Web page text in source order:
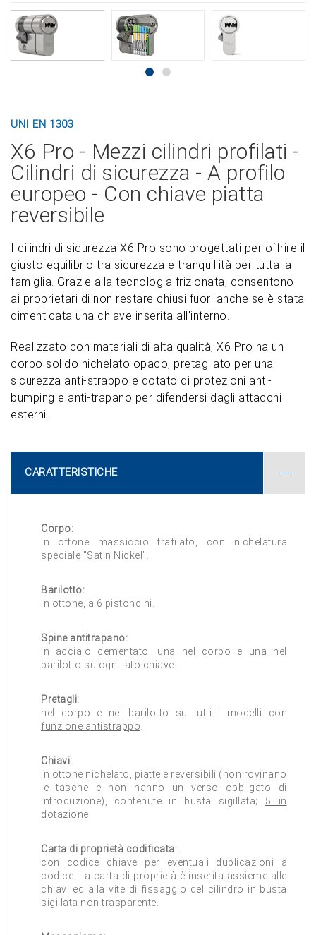
UNI EN 1303
X6 Pro - Mezzi cilindri profilati -
Cilindri di sicurezza - A profilo
europeo - Con chiave piatta
reversibile
I cilindri di sicurezza X6 Pro sono progettati per offrire il
giusto equilibrio tra sicurezza e tranquillità per tutta la
famiglia. Grazie alla tecnologia frizionata, consentono
ai proprietari di non restare chiusi fuori anche se è stata
dimenticata una chiave inserita all'interno.
Realizzato con materiali di alta qualità, X6 Pro ha un
corpo solido nichelato opaco, pretagliato per una
sicurezza anti-strappo e dotato di protezioni anti-
bumping e anti-trapano per difendersi dagli attacchi
esterni.
CARATTERISTICHE
Corpo:
in ottone massiccio trafilato, con nichelatura
speciale "Satin Nickel".
Barilotto:
in ottone, a 6 pistoncini.
Spine antitrapano:
in acciaio cementato, una nel corpo e una nel
barilotto su ogni lato chiave.
Pretagli:
nel corpo e nel barilotto su tutti i modelli con
funzione antistrappo
Chiavi:
in ottone nichelato, piatte e reversibili (non rovinano
le tasche e non hanno un verso obbligato di
introduzione), contenute in busta sigillata; 5 in
dotazione
Carta di proprietà codificata:
con codice chiave per eventuali duplicazioni a
codice. La carta di proprietà è inserita assieme alle
chiavi ed alla vite di fissaggio del cilindro in busta
sigillata non trasparente.